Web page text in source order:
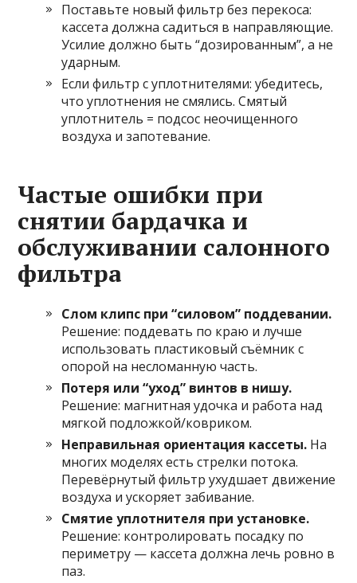
Поставьте новый фильтр без перекоса:
кассета должна садиться в направляющие.
Усилие должно быть “дозированным”, а не
ударным.
Если фильтр с уплотнителями: убедитесь,
что уплотнения не смялись. Смятый
уплотнитель = подсос неочищенного
воздуха и запотевание.
Частые ошибки при
снятии бардачка и
обслуживании салонного
фильтра
Слом клипс при “силовом” поддевании.
Решение: поддевать по краю и лучше
использовать пластиковый съёмник с
опорой на несломанную часть.
Потеря или “уход” винтов в нишу.
Решение: магнитная удочка и работа над
мягкой подложкой/ковриком.
Неправильная ориентация кассеты. На
многих моделях есть стрелки потока.
Перевёрнутый фильтр ухудшает движение
воздуха и ускоряет забивание.
Смятие уплотнителя при установке.
Решение: контролировать посадку по
периметру — кассета должна лечь ровно в
паз.